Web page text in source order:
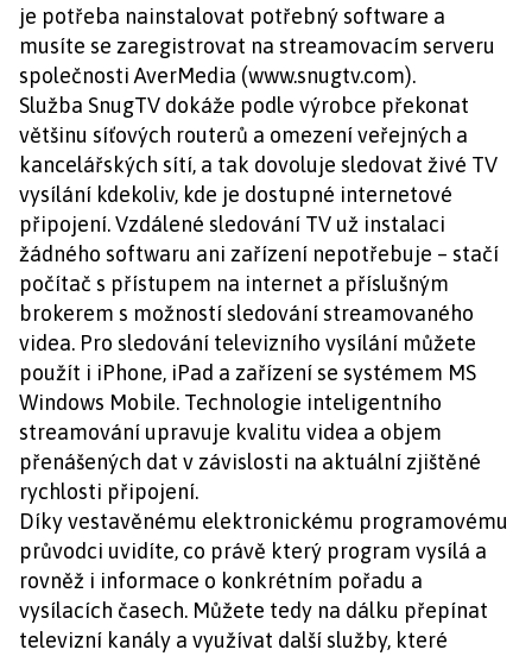
je potřeba nainstalovat potřebný software a
musíte se zaregistrovat na streamovacím serveru
společnosti AverMedia (www.snugtv.com).
Služba SnugTV dokáže podle výrobce překonat
většinu síťových routerů a omezení veřejných a
kancelářských sítí, a tak dovoluje sledovat živé TV
vysílání kdekoliv, kde je dostupné internetové
připojení. Vzdálené sledování TV už instalaci
žádného softwaru ani zařízení nepotřebuje – stačí
počítač s přístupem na internet a příslušným
brokerem s možností sledování streamovaného
videa. Pro sledování televizního vysílání můžete
použít i iPhone, iPad a zařízení se systémem MS
Windows Mobile. Technologie inteligentního
streamování upravuje kvalitu videa a objem
přenášených dat v závislosti na aktuální zjištěné
rychlosti připojení.
Díky vestavěnému elektronickému programovému
průvodci uvidíte, co právě který program vysílá a
rovněž i informace o konkrétním pořadu a
vysílacích časech. Můžete tedy na dálku přepínat
televizní kanály a využívat další služby, které